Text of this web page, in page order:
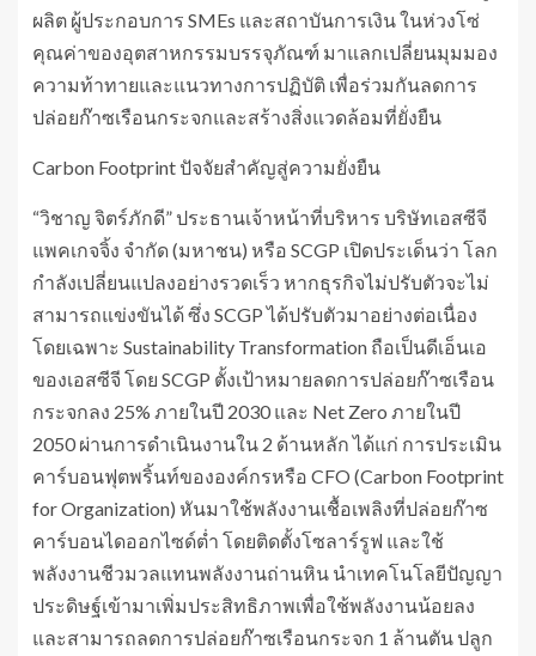
ผลิต ผู้ประกอบการ SMEs และสถาบันการเงิน ในห่วงโซ่
คุณค่าของอุตสาหกรรมบรรจุภัณฑ์ มาแลกเปลี่ยนมุมมอง
ความท้าทายและแนวทางการปฏิบัติ เพื่อร่วมกันลดการ
ปล่อยก๊าซเรือนกระจกและสร้างสิ่งแวดล้อมที่ยั่งยืน
Carbon Footprint ปัจจัยสำคัญสู่ความยั่งยืน
“วิชาญ จิตร์ภักดี” ประธานเจ้าหน้าที่บริหาร บริษัทเอสซีจี
แพคเกจจิ้ง จำกัด (มหาชน) หรือ SCGP เปิดประเด็นว่า โลก
กำลังเปลี่ยนแปลงอย่างรวดเร็ว หากธุรกิจไม่ปรับตัวจะไม่
สามารถแข่งขันได้ ซึ่ง SCGP ได้ปรับตัวมาอย่างต่อเนื่อง
โดยเฉพาะ Sustainability Transformation ถือเป็นดีเอ็นเอ
ของเอสซีจี โดย SCGP ตั้งเป้าหมายลดการปล่อยก๊าซเรือน
กระจกลง 25% ภายในปี 2030 และ Net Zero ภายในปี
2050 ผ่านการดำเนินงานใน 2 ด้านหลัก ได้แก่ การประเมิน
คาร์บอนฟุตพริ้นท์ขององค์กรหรือ CFO (Carbon Footprint
for Organization) หันมาใช้พลังงานเชื้อเพลิงที่ปล่อยก๊าซ
คาร์บอนไดออกไซด์ต่ำ โดยติดตั้งโซลาร์รูฟ และใช้
พลังงานชีวมวลแทนพลังงานถ่านหิน นำเทคโนโลยีปัญญา
ประดิษฐ์เข้ามาเพิ่มประสิทธิภาพเพื่อใช้พลังงานน้อยลง
และสามารถลดการปล่อยก๊าซเรือนกระจก 1 ล้านตัน ปลูก